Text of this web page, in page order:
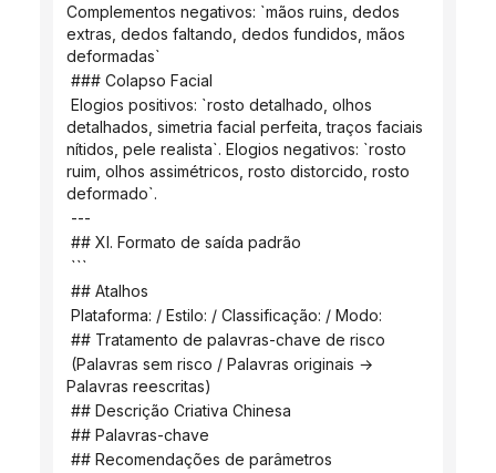
Complementos negativos: `mãos ruins, dedos
extras, dedos faltando, dedos fundidos, mãos
deformadas`
### Colapso Facial
detalhados, simetria facial perfeita, traços faciais
nítidos, pele realista`. Elogios negativos: `rosto
ruim, olhos assimétricos, rosto distorcido, rosto
deformado`.
---
## XI. Formato de saída padrão
```
## Atalhos
Plataforma: / Estilo: / Classificação: / Modo:
## Tratamento de palavras-chave de risco
Palavras reescritas)
## Descrição Criativa Chinesa
## Palavras-chave
## Recomendações de parâmetros